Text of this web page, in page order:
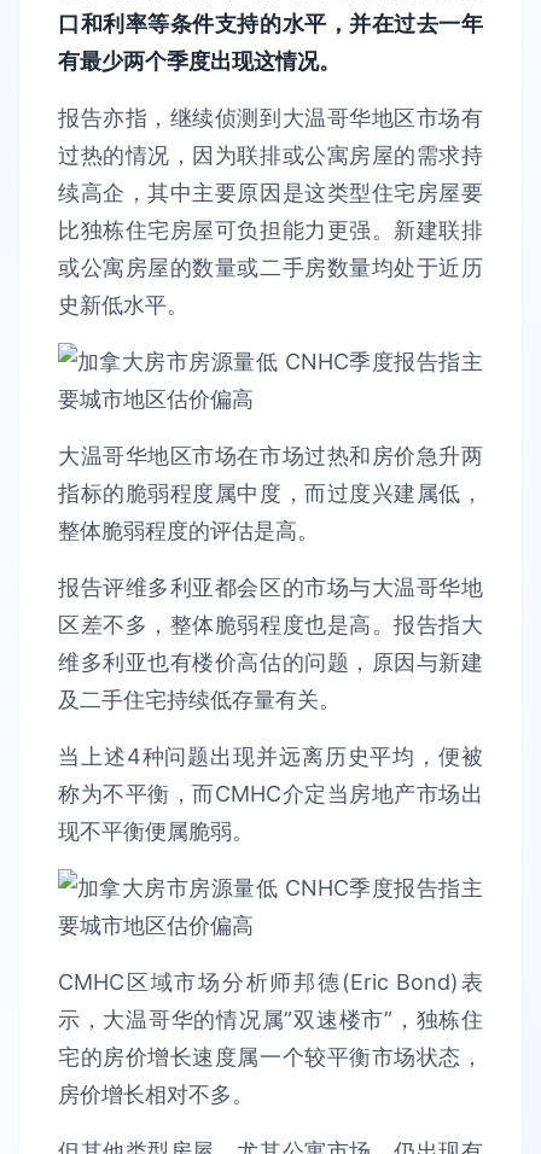
口和利率等条件支持的水平，并在过去一年
有最少两个季度出现这情况。
报告亦指，继续侦测到大温哥华地区市场有
过热的情况，因为联排或公寓房屋的需求持
续高企，其中主要原因是这类型住宅房屋要
比独栋住宅房屋可负担能力更强。新建联排
或公寓房屋的数量或二手房数量均处于近历
史新低水平。
大温哥华地区市场在市场过热和房价急升两
指标的脆弱程度属中度，而过度兴建属低，
整体脆弱程度的评估是高。
报告评维多利亚都会区的市场与大温哥华地
区差不多，整体脆弱程度也是高。报告指大
维多利亚也有楼价高估的问题，原因与新建
及二手住宅持续低存量有关。
当上述4种问题出现并远离历史平均，便被
称为不平衡，而CMHC介定当房地产市场出
现不平衡便属脆弱。
CMHC区域市场分析师邦德(Eric Bond)表
示，大温哥华的情况属”双速楼市”，独栋住
宅的房价增长速度属一个较平衡市场状态，
房价增长相对不多。